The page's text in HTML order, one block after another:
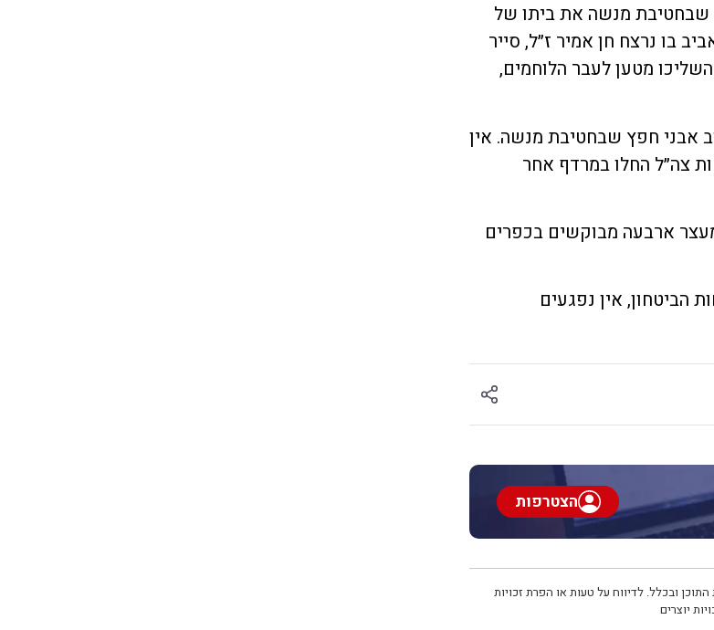
שבחטיבת מנשה את ביתו של
בו נרצח חן אמיר ז״ל, סייר
מטען לעבר הלוחמים,
אבני חפץ שבחטיבת מנשה. אין
צה״ל החלו במרדף אחר
ארבעה מבוקשים בכפרים
הביטחון, אין נפגעים
הצטרפות
ובכלל. לדיווח על טעות או הפרת זכויות
יוצרים